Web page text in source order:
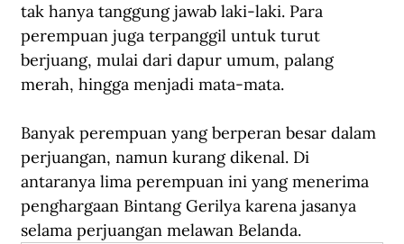
tak hanya tanggung jawab laki-laki. Para
perempuan juga terpanggil untuk turut
berjuang, mulai dari dapur umum, palang
merah, hingga menjadi mata-mata.
Banyak perempuan yang berperan besar dalam
perjuangan, namun kurang dikenal. Di
antaranya lima perempuan ini yang menerima
penghargaan Bintang Gerilya karena jasanya
selama perjuangan melawan Belanda.